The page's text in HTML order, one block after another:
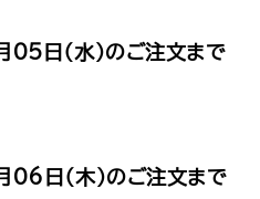
日（水）のご注文まで
日（木）のご注文まで